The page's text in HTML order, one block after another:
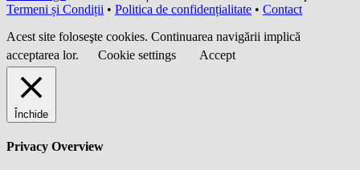
Termeni și Condiții • Politica de confidențialitate • Contact
Acest site foloseşte cookies. Continuarea navigării implică
acceptarea lor.
Cookie settings Accept
Închide
Privacy Overview